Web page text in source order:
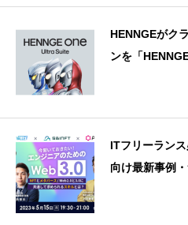
HENNGEがク
ンを「
ITフリーラン
向け最新事例